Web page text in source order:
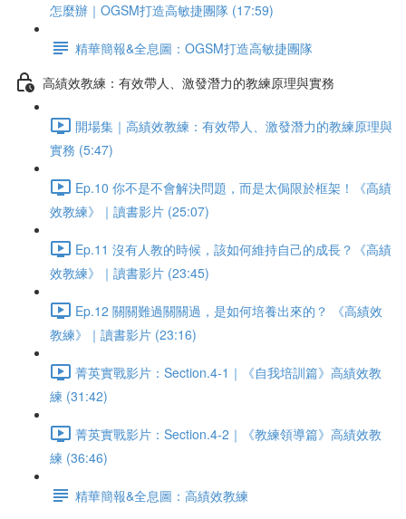
怎麼辦｜OGSM打造高敏捷團隊 (17:59)
精華簡報&全息圖：OGSM打造高敏捷團隊
高績效教練：有效帶人、激發潛力的教練原理與實務
開場集｜高績效教練：有效帶人、激發潛力的教練原理與
實務 (5:47)
Ep.10 你不是不會解決問題，而是太侷限於框架！《高績
效教練》｜讀書影片 (25:07)
Ep.11 沒有人教的時候，該如何維持自己的成長？《高績
效教練》｜讀書影片 (23:45)
Ep.12 關關難過關關過，是如何培養出來的？ 《高績效
教練》｜讀書影片 (23:16)
菁英實戰影片：Section.4-1｜《自我培訓篇》高績效教
練 (31:42)
菁英實戰影片：Section.4-2｜《教練領導篇》高績效教
練 (36:46)
精華簡報&全息圖：高績效教練